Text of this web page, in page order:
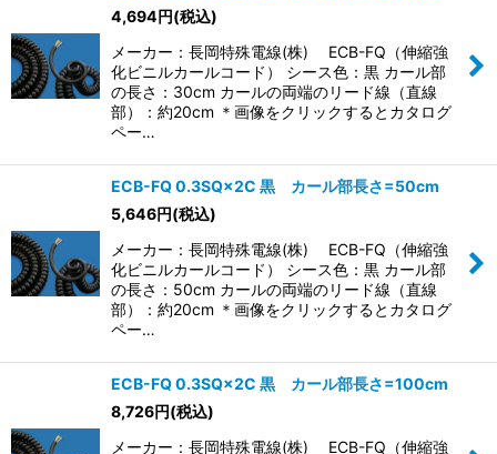
並び順
絞り込む
4,694円(税込)
メーカー：長岡特殊電線(株) ECB-FQ（伸縮強
化ビニルカールコード） シース色：黒 カール部
の長さ：30cm カールの両端のリード線（直線
部）：約20cm ＊画像をクリックするとカタログ
ペー…
ECB-FQ 0.3SQ×2C 黒 カール部長さ=50cm
5,646円(税込)
メーカー：長岡特殊電線(株) ECB-FQ（伸縮強
化ビニルカールコード） シース色：黒 カール部
の長さ：50cm カールの両端のリード線（直線
部）：約20cm ＊画像をクリックするとカタログ
ペー…
ECB-FQ 0.3SQ×2C 黒 カール部長さ=100cm
8,726円(税込)
メーカー：長岡特殊電線(株) ECB-FQ（伸縮強